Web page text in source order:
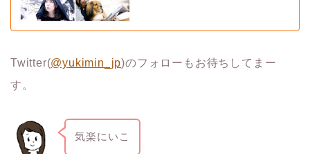
Twitter(@yukimin_jp)のフォローもお待ちしてまー
す。
気楽にいこ